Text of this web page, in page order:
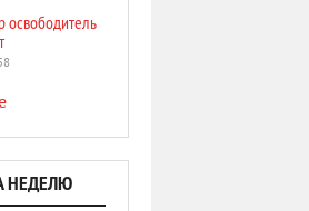
освободитель
НЕДЕЛЮ